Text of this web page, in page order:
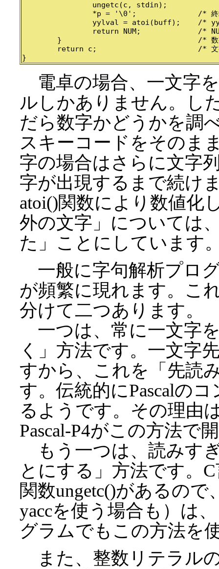
電卓の場合、一文字
ルしかありません。し
だら数字かどうかを調
スキーコードをその
字の場合はさらに文字
字が出現するまで続け
atoi()関数により数値化
外の文字」については
た」ことにしています
一般に字句解析プロ
が頻繁に現れます。こ
分けて二つあります。
一つは、常に一文字
く」方法です。一文字
すから、これを「先読
す。伝統的にPascalの
るようです。その理由
Pascal-P4がこの方法で
もう一つは、読みす
とにする」方法です。
関数ungetc()があるの
yaccを使う場合も）は
グラムでもこの方法を
また、整数リテラル